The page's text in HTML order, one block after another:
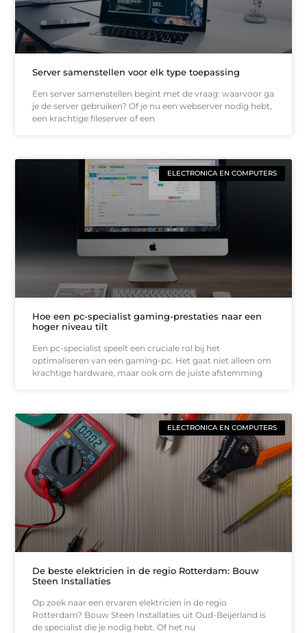
Server samenstellen voor elk type toepassing
Een server samenstellen begint met de vraag: waarvoor ga
je de server gebruiken? Of je nu een webserver nodig hebt,
een krachtige fileserver of een
ELECTRONICA EN COMPUTERS
Hoe een pc-specialist gaming-prestaties naar een
hoger niveau tilt
Een pc-specialist speelt een cruciale rol bij het
optimaliseren van een gaming-pc. Het gaat niet alleen om
krachtige hardware, maar ook om de juiste afstemming
ELECTRONICA EN COMPUTERS
De beste elektricien in de regio Rotterdam: Bouw
Steen Installaties
Op zoek naar een ervaren elektricien in de regio
Rotterdam? Bouw Steen Installaties uit Oud-Beijerland is
de specialist die je nodig hebt. Of het nu